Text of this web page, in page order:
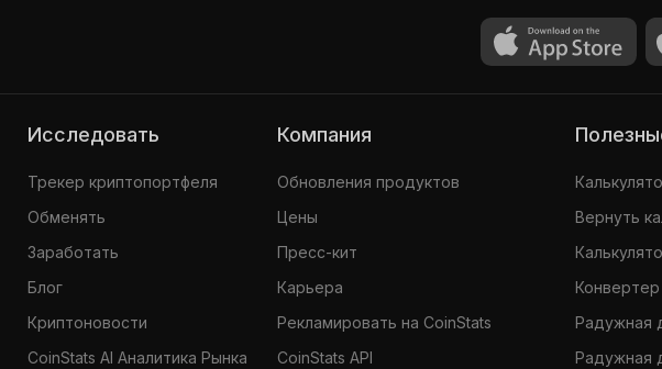
Исследовать
Трекер криптопортфеля
Обменять
Заработать
Блог
Криптоновости
CoinStats AI Аналитика Рынка
Компания
Обновления продуктов
Цены
Пресс-кит
Карьера
Рекламировать на CoinStats
CoinStats API
Вернуть
Радужная
Радужная